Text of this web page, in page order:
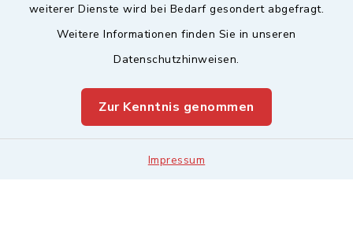
weiterer Dienste wird bei Bedarf gesondert abgefragt.
Weitere Informationen finden Sie in unseren
Datenschutzhinweisen.
Zur Kenntnis genommen
Impressum
Datenschutz
Sitemap
Leitweg-ID & Rechnungsadressen